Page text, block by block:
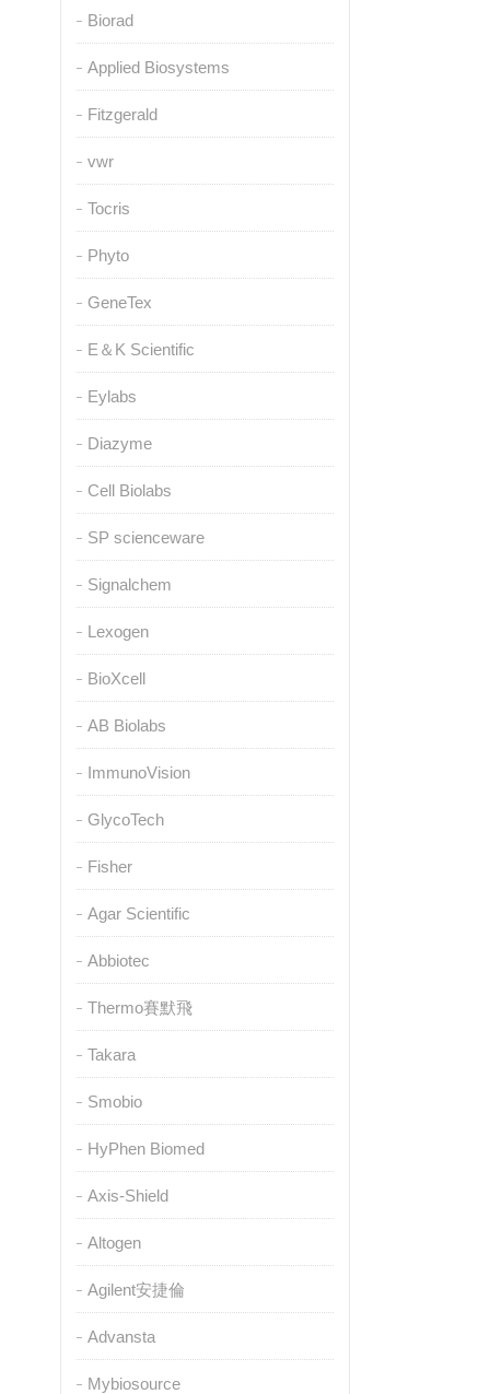
Biorad
Applied Biosystems
Fitzgerald
vwr
Tocris
Phyto
GeneTex
E＆K Scientific
Eylabs
Diazyme
Cell Biolabs
SP scienceware
Signalchem
Lexogen
BioXcell
AB Biolabs
ImmunoVision
GlycoTech
Fisher
Agar Scientific
Abbiotec
Thermo賽默飛
Takara
Smobio
HyPhen Biomed
Axis-Shield
Altogen
Agilent安捷倫
Advansta
Mybiosource